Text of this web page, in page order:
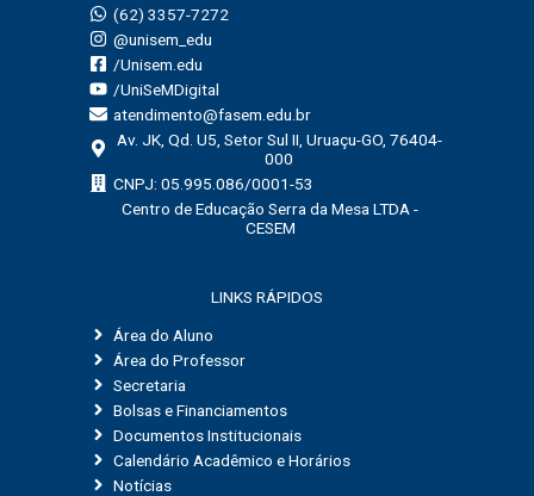
(62) 3357-7272
@unisem_edu
/Unisem.edu
/UniSeMDigital
atendimento@fasem.edu.br
Av. JK, Qd. U5, Setor Sul II, Uruaçu-GO, 76404-
000
CNPJ: 05.995.086/0001-53
Centro de Educação Serra da Mesa LTDA -
CESEM
LINKS RÁPIDOS
Área do Aluno
Área do Professor
Secretaria
Bolsas e Financiamentos
Documentos Institucionais
Calendário Acadêmico e Horários
Notícias